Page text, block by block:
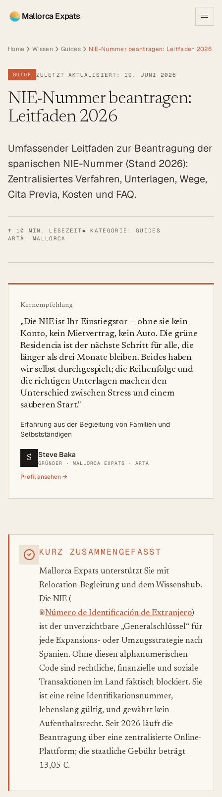
Mallorca Expats
Home Wissen Guides NIE-Nummer beantragen: Leitfaden 2026
GUIDE ZULETZT AKTUALISIERT: 19. JUNI 2026
NIE-Nummer beantragen:
Leitfaden 2026
Umfassender Leitfaden zur Beantragung der
spanischen NIE-Nummer (Stand 2026):
Zentralisiertes Verfahren, Unterlagen, Wege,
Cita Previa, Kosten und FAQ.
↑ 10 MIN. LESEZEIT ◆ KATEGORIE: GUIDES
ARTÀ, MALLORCA
Kernempfehlung
„Die NIE ist Ihr Einstiegstor — ohne sie kein
Konto, kein Mietvertrag, kein Auto. Die grüne
Residencia ist der nächste Schritt für alle, die
länger als drei Monate bleiben. Beides haben
wir selbst durchgespielt; die Reihenfolge und
die richtigen Unterlagen machen den
Unterschied zwischen Stress und einem
sauberen Start."
Erfahrung aus der Begleitung von Familien und
Selbstständigen
S Steve Baka
GRÜNDER · MALLORCA EXPATS · ARTÀ
Profil ansehen →
KURZ ZUSAMMENGEFASST
Mallorca Expats unterstützt Sie mit
Relocation-Begleitung und dem Wissenshub.
Die NIE (
Número de Identificación de Extranjero)
ist der unverzichtbare „Generalschlüssel“ für
jede Expansions- oder Umzugsstrategie nach
Spanien. Ohne diesen alphanumerischen
Code sind rechtliche, finanzielle und soziale
Transaktionen im Land faktisch blockiert. Sie
ist eine reine Identifikationsnummer,
lebenslang gültig, und gewährt kein
Aufenthaltsrecht. Seit 2026 läuft die
Beantragung über eine zentralisierte Online-
Plattform; die staatliche Gebühr beträgt
13,05 €.